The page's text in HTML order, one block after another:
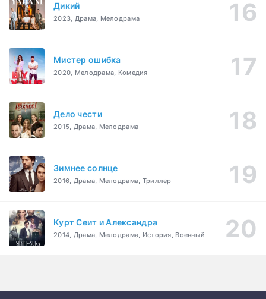
Дикий
2023, Драма, Мелодрама
Мистер ошибка
2020, Мелодрама, Комедия
Дело чести
2015, Драма, Мелодрама
Зимнее солнце
2016, Драма, Мелодрама, Триллер
Курт Сеит и Александра
2014, Драма, Мелодрама, История, Военный